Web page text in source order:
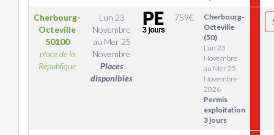
Cherbourg-
Octeville
50100
place de la
République
Lun 23
Novembre
au Mer 25
Novembre
Places
disponibles
759€
Cherbourg-
Octeville
(50)
Lun 23
Novembre
au Mer 25
Novembre
2026
Permis
exploitation
3 jours